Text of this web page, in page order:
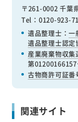
〒261-0002 千葉
Tel：0120-923-
遺品整理士：一
遺品整理士認定
産業廃棄物収
第
古物商許可証番
関連サイト